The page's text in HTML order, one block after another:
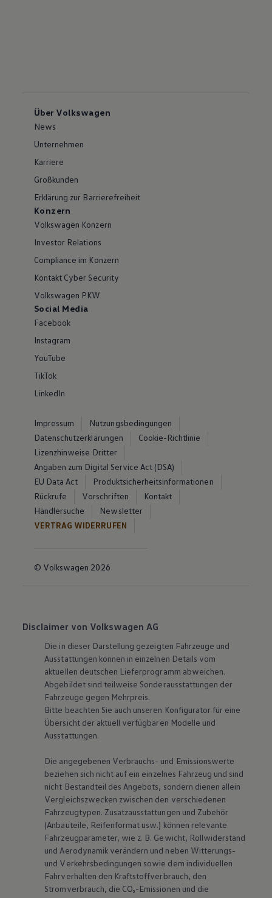
Über Volkswagen
News
Unternehmen
Karriere
Großkunden
Erklärung zur Barrierefreiheit
Konzern
Volkswagen Konzern
Investor Relations
Compliance im Konzern
Kontakt Cyber Security
Volkswagen PKW
Social Media
Facebook
Instagram
YouTube
TikTok
LinkedIn
Impressum
Nutzungsbedingungen
Datenschutzerklärungen
Cookie-Richtlinie
Lizenzhinweise Dritter
Angaben zum Digital Service Act (DSA)
EU Data Act
Produktsicherheitsinformationen
Rückrufe
Vorschriften
Kontakt
Händlersuche
Newsletter
VERTRAG WIDERRUFEN
© Volkswagen 2026
Disclaimer von Volkswagen AG
Die in dieser Darstellung gezeigten Fahrzeuge und
Ausstattungen können in einzelnen Details vom
aktuellen deutschen Lieferprogramm abweichen.
Abgebildet sind teilweise Sonderausstattungen der
Fahrzeuge gegen Mehrpreis.
Bitte beachten Sie auch unseren Konfigurator für eine
Übersicht der aktuell verfügbaren Modelle und
Ausstattungen.
Die angegebenen Verbrauchs- und Emissionswerte
beziehen sich nicht auf ein einzelnes Fahrzeug und sind
nicht Bestandteil des Angebots, sondern dienen allein
Vergleichszwecken zwischen den verschiedenen
Fahrzeugtypen. Zusatzausstattungen und Zubehör
(Anbauteile, Reifenformat usw.) können relevante
Fahrzeugparameter, wie z. B. Gewicht, Rollwiderstand
und Aerodynamik verändern und neben Witterungs-
und Verkehrsbedingungen sowie dem individuellen
Fahrverhalten den Kraftstoffverbrauch, den
Stromverbrauch, die CO₂-Emissionen und die